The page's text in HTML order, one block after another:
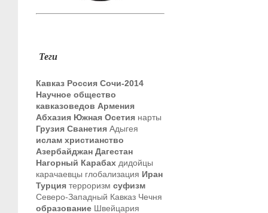
Теги
Кавказ Россия Сочи-2014
Научное общество
кавказоведов Армения
Абхазия Южная Осетия нарты
Грузия Сванетия Адыгея
ислам христианство
Азербайджан Дагестан
Нагорный Карабах дидойцы
карачаевцы глобализация Иран
Турция терроризм суфизм
Северо-Западный Кавказ Чечня
образование Швейцария